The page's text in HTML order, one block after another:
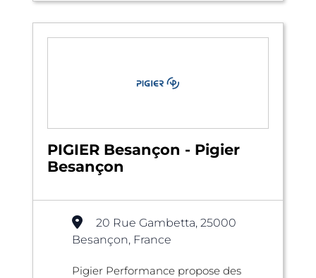
PIGIER Besançon - Pigier
Besançon
20 Rue Gambetta, 25000
Besançon, France
Pigier Performance propose des